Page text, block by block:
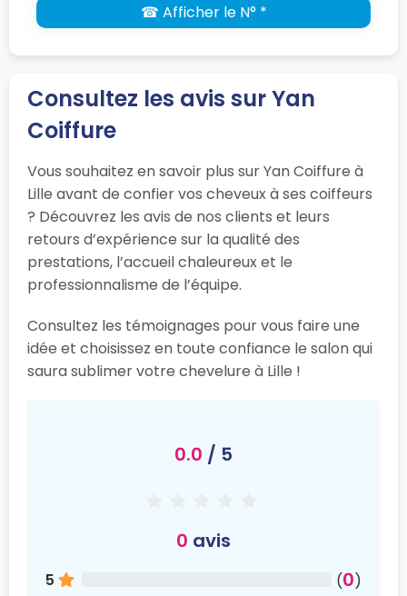
☎ Afficher le N° *
Consultez les avis sur Yan
Coiffure
Vous souhaitez en savoir plus sur Yan Coiffure à
Lille avant de confier vos cheveux à ses coiffeurs
? Découvrez les avis de nos clients et leurs
retours d’expérience sur la qualité des
prestations, l’accueil chaleureux et le
professionnalisme de l’équipe.
Consultez les témoignages pour vous faire une
idée et choisissez en toute confiance le salon qui
saura sublimer votre chevelure à Lille !
0.0 / 5
0 avis
5 (0)